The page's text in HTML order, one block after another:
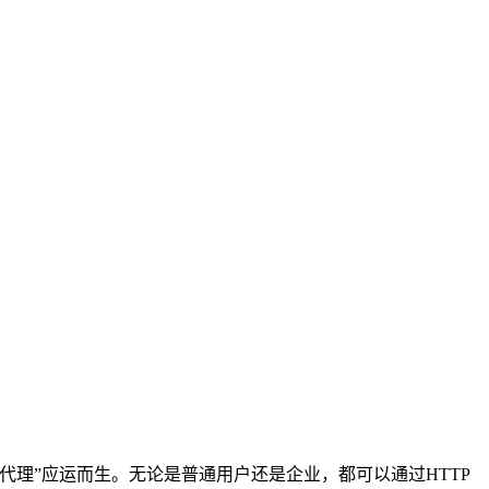
理”应运而生。无论是普通用户还是企业，都可以通过HTTP